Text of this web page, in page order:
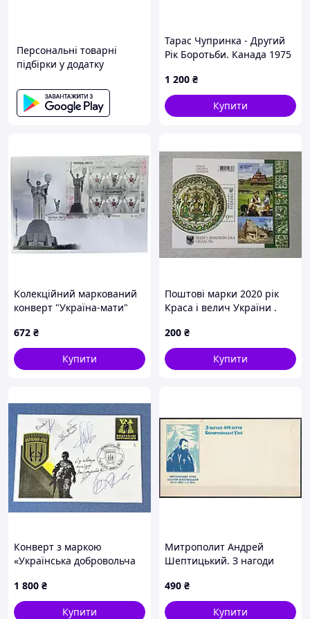
Персональні товарні
підбірки у додатку
Тарас Чупринка - Другий
Рік Боротьби. Канада 1975
1 200 ₴
Купити
Колекційний маркований
конверт "Україна-мати"
672 ₴
Купити
Поштові марки 2020 рік
Краса і велич України .
.200 ₴
Купити
Конверт з маркою
«Українська добровольча
Дмитра Яроша)
1 800 ₴
Купити
Митрополит Андрей
Шептицький. З нагоди
Унії 1994 рік. Поштовий
конверт.
490 ₴
Купити